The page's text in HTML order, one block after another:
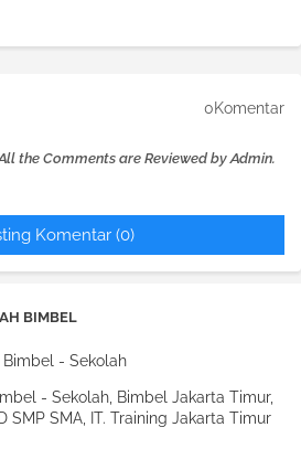
0Komentar
the Comments are Reviewed by Admin.
Komentar (0)
BIMBEL
- Sekolah, Bimbel Jakarta Timur,
SMP SMA, IT. Training Jakarta Timur